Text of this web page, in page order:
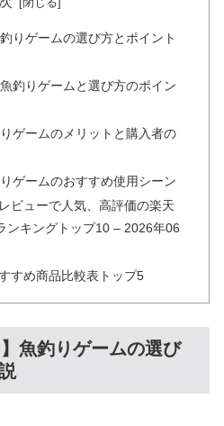
りゲームの選び方とポイント
釣りゲームと選び方のポイン
ゲームのメリットと購入者の
ゲームのおすすめ使用シーン
ビューで人気、高評価の楽天
ンキングトップ10 – 2026年06
すめ商品比較表トップ5
魚釣りゲームの選び